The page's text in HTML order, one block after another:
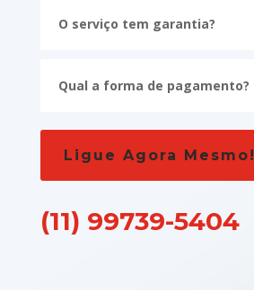
O serviço tem garantia?
Qual a forma de pagamento?
Ligue Agora Mesmo!
(11) 99739-5404